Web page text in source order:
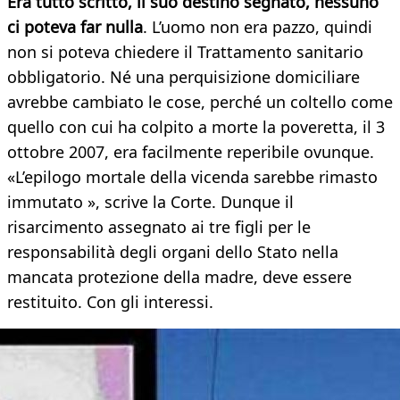
ci poteva far nulla. L’uomo non era pazzo, quindi
non si poteva chiedere il Trattamento sanitario
obbligatorio. Né una perquisizione domiciliare
avrebbe cambiato le cose, perché un coltello come
quello con cui ha colpito a morte la poveretta, il 3
ottobre 2007, era facilmente reperibile ovunque.
«L’epilogo mortale della vicenda sarebbe rimasto
immutato », scrive la Corte. Dunque il
risarcimento assegnato ai tre figli per le
responsabilità degli organi dello Stato nella
mancata protezione della madre, deve essere
restituito. Con gli interessi.